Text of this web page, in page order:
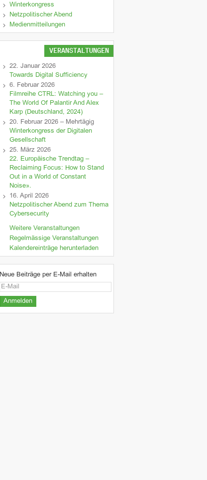
Winterkongress
Netzpolitischer Abend
Medienmitteilungen
VERANSTALTUNGEN
22. Januar 2026
Towards Digital Sufficiency
6. Februar 2026
Filmreihe CTRL: Watching you –
The World Of Palantir And Alex
Karp (Deutschland, 2024)
20. Februar 2026 – Mehrtägig
Winterkongress der Digitalen
Gesellschaft
25. März 2026
22. Europäische Trendtag –
Reclaiming Focus: How to Stand
Out in a World of Constant
Noise».
16. April 2026
Netzpolitischer Abend zum Thema
Cybersecurity
Weitere Veranstaltungen
Regelmässige Veranstaltungen
Kalendereinträge herunterladen
Neue Beiträge per E-Mail erhalten